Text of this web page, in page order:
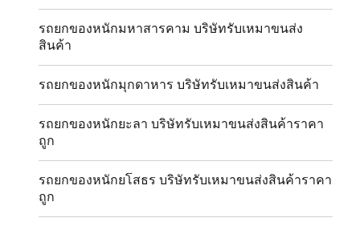
รถยกของหนักมหาสารคาม บริษัทรับเหมาขนส่ง
สินค้า
รถยกของหนักมุกดาหาร บริษัทรับเหมาขนส่งสินค้า
รถยกของหนักยะลา บริษัทรับเหมาขนส่งสินค้าราคา
ถูก
รถยกของหนักยโสธร บริษัทรับเหมาขนส่งสินค้าราคา
ถูก